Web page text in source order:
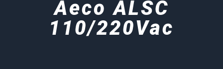
Aeco ALSC
110/220Vac